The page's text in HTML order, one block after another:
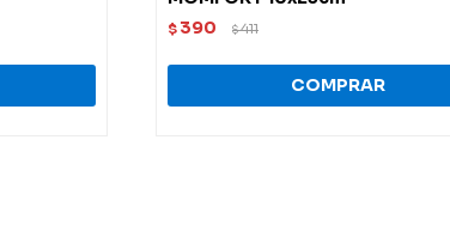
$ 390 $411